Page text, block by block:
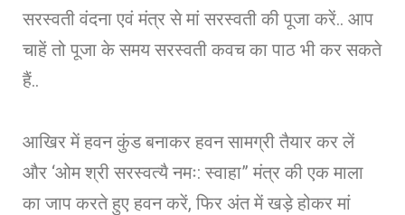
सरस्वती वंदना एवं मंत्र से मां सरस्वती की पूजा करें.. आप
चाहें तो पूजा के समय सरस्वती कवच का पाठ भी कर सकते
हैं..
आखिर में हवन कुंड बनाकर हवन सामग्री तैयार कर लें
और ‘ओम श्री सरस्वत्यै नमः: स्वाहा” मंत्र की एक माला
का जाप करते हुए हवन करें, फिर अंत में खड़े होकर मां